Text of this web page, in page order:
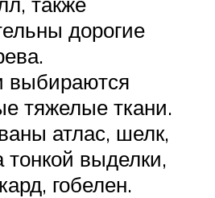
дорогие
выбираются
тяжелые ткани.
атлас, шелк,
тонкой выделки,
гобелен.